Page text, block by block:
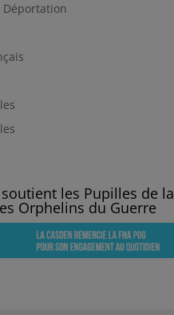
Déportation
soutient les Pupilles de la
Orphelins du Guerre